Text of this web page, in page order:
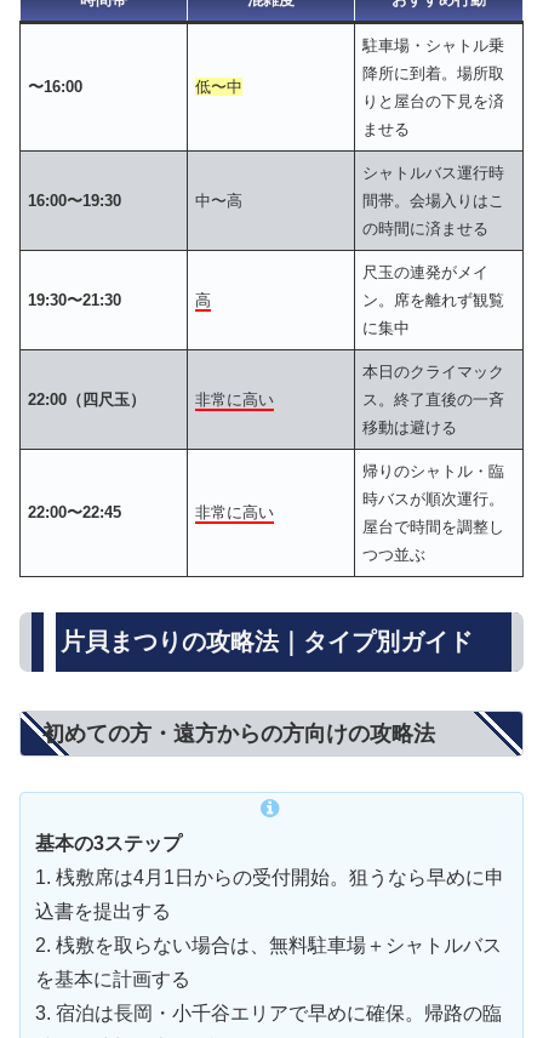
〜16:00 低〜中
駐車場・シャトル乗
降所に到着。場所取
りと屋台の下見を済
ませる
16:00〜19:30 中〜高
シャトルバス運行時
間帯。会場入りはこ
の時間に済ませる
19:30〜21:30 高
尺玉の連発がメイ
ン。席を離れず観覧
に集中
22:00（四尺玉） 非常に高い
本日のクライマック
ス。終了直後の一斉
移動は避ける
22:00〜22:45 非常に高い
帰りのシャトル・臨
時バスが順次運行。
屋台で時間を調整し
つつ並ぶ
片貝まつりの攻略法｜タイプ別ガイド
初めての方・遠方からの方向けの攻略法
基本の3ステップ
1. 桟敷席は4月1日からの受付開始。狙うなら早めに申
込書を提出する
2. 桟敷を取らない場合は、無料駐車場＋シャトルバス
を基本に計画する
3. 宿泊は長岡・小千谷エリアで早めに確保。帰路の臨